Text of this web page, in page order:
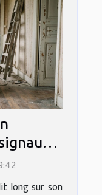
long sur son